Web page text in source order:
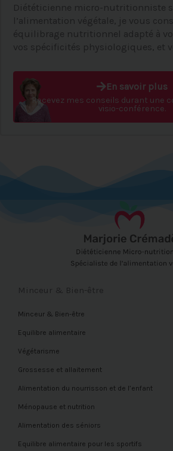
Diététicienne micro-nutritionniste
l’alimentation végétale, je vous
équilibrage nutritionnel adapté à
vos spécificités physiologiques, et
En savoir plus
Recevez mes conseils durant une
visio-conférence.
Minceur & Bien-être
Minceur & Bien-être
Equilibre alimentaire
Végétarisme
Grossesse et allaitement
Alimentation du nourrisson et de l’enfant
Ménopause et nutrition
Alimentation des séniors
Equilibre alimentaire pour les sportifs